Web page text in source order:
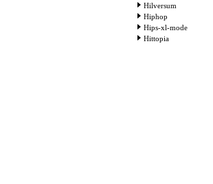
Hilversum
Hiphop
Hips-xl-mode
Hittopia